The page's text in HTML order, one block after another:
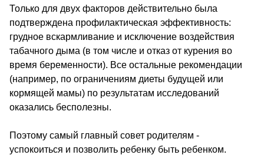
Только для двух факторов действительно была
подтверждена профилактическая эффективность:
грудное вскармливание и исключение воздействия
табачного дыма (в том числе и отказ от курения во
время беременности). Все остальные рекомендации
(например, по ограничениям диеты будущей или
кормящей мамы) по результатам исследований
оказались бесполезны.
Поэтому самый главный совет родителям -
успокоиться и позволить ребенку быть ребенком.